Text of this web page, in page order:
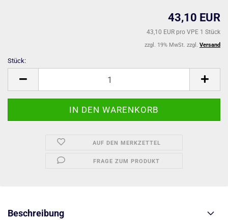
43,10 EUR
43,10 EUR pro VPE 1 Stück
zzgl. 19% MwSt. zzgl. Versand
Stück:
AUF DEN MERKZETTEL
FRAGE ZUM PRODUKT
Beschreibung